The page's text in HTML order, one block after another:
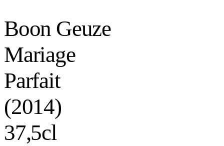
Boon Geuze
Mariage
Parfait
(2014)
37,5cl